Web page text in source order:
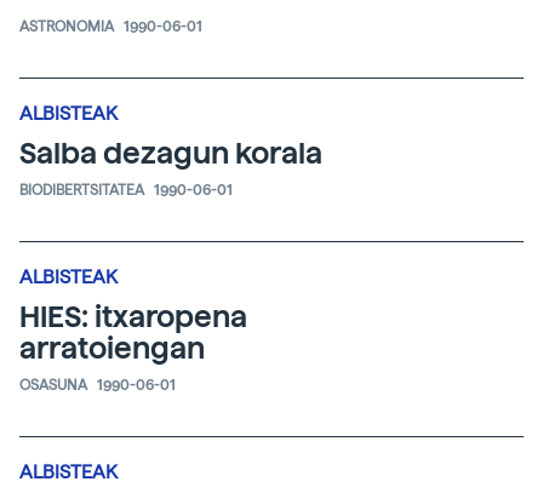
ASTRONOMIA 1990-06-01
ALBISTEAK
Salba dezagun korala
BIODIBERTSITATEA 1990-06-01
ALBISTEAK
HIES: itxaropena
arratoiengan
OSASUNA 1990-06-01
ALBISTEAK